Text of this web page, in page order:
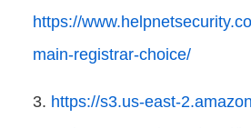
https://
main-registrar-choice/
https://s3.us-east-